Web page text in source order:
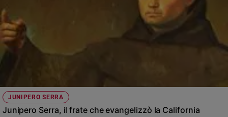
JUNIPERO SERRA
Junipero Serra, il frate che evangelizzò la California